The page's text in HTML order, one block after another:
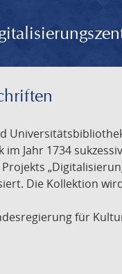
Jahr 1734
Die Kollektion
für